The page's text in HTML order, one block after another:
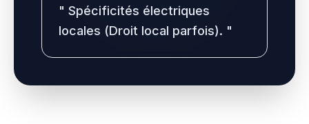
" Spécificités électriques
locales (Droit local parfois). "